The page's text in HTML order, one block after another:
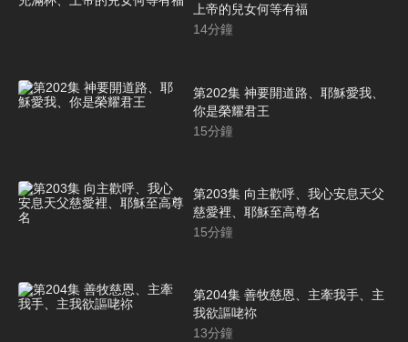
上帝的兒女何等有福
14分鐘
第202集 神要開道路、耶穌愛我、
你是榮耀君王
15分鐘
第203集 向主歡呼、我心安息天父
慈愛裡、耶穌至高尊名
15分鐘
第204集 善牧慈恩、主牽我手、主
我欲謳咾祢
13分鐘